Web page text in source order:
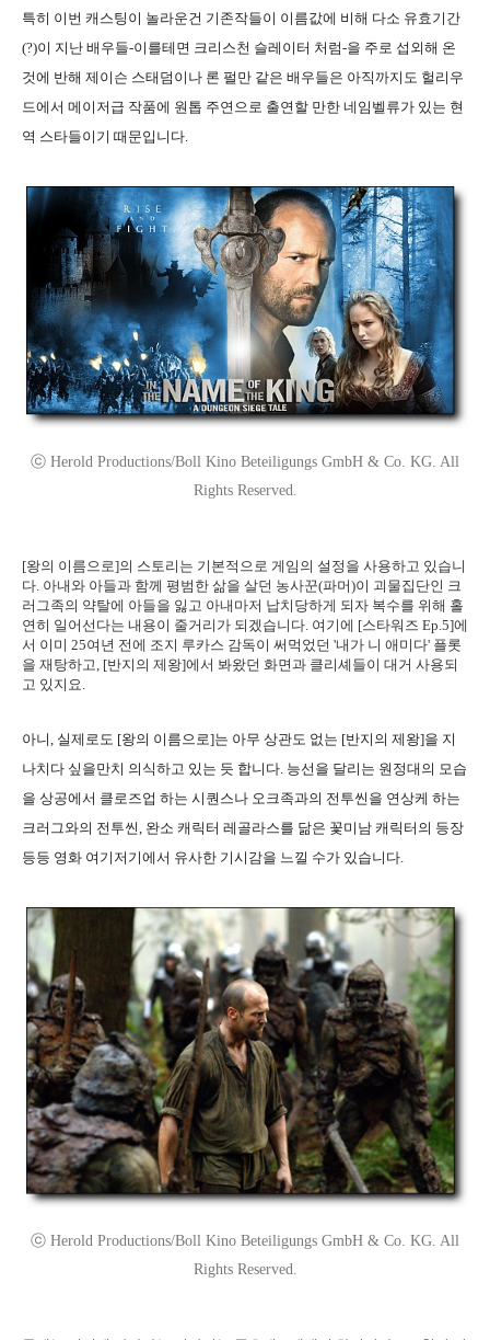
특히 이번 캐스팅이 놀라운건 기존작들이 이름값에 비해 다소 유효기간
(?)이 지난 배우들-이를테면 크리스천 슬레이터 처럼-을 주로 섭외해 온
것에 반해 제이슨 스태덤이나 론 펄만 같은 배우들은 아직까지도 헐리우
드에서 메이저급 작품에 원톱 주연으로 출연할 만한 네임벨류가 있는 현
역 스타들이기 때문입니다.
ⓒ Herold Productions/Boll Kino Beteiligungs GmbH & Co. KG. All
Rights Reserved.
[왕의 이름으로]의 스토리는 기본적으로 게임의 설정을 사용하고 있습니
다. 아내와 아들과 함께 평범한 삶을 살던 농사꾼(파머)이 괴물집단인 크
러그족의 약탈에 아들을 잃고 아내마저 납치당하게 되자 복수를 위해 홀
연히 일어선다는 내용이 줄거리가 되겠습니다. 여기에 [스타워즈 Ep.5]에
서 이미 25여년 전에 조지 루카스 감독이 써먹었던 '내가 니 애미다' 플롯
을 재탕하고, [반지의 제왕]에서 봐왔던 화면과 클리셰들이 대거 사용되
고 있지요.
아니, 실제로도 [왕의 이름으로]는 아무 상관도 없는 [반지의 제왕]을 지
나치다 싶을만치 의식하고 있는 듯 합니다. 능선을 달리는 원정대의 모습
을 상공에서 클로즈업 하는 시퀀스나 오크족과의 전투씬을 연상케 하는
크러그와의 전투씬, 완소 캐릭터 레골라스를 닮은 꽃미남 캐릭터의 등장
등등 영화 여기저기에서 유사한 기시감을 느낄 수가 있습니다.
ⓒ Herold Productions/Boll Kino Beteiligungs GmbH & Co. KG. All
Rights Reserved.